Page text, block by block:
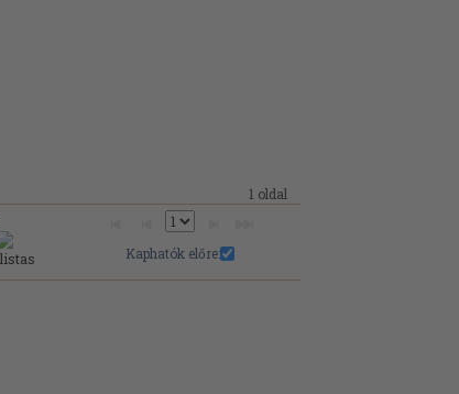
1 oldal
Kaphatók előre: